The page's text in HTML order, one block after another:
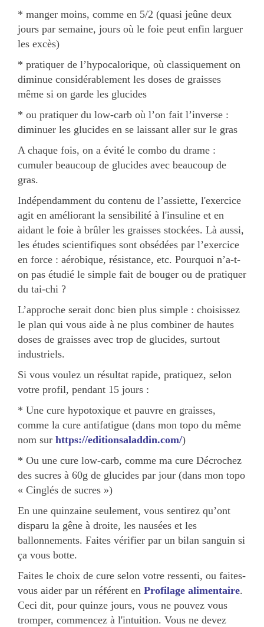
* manger moins, comme en 5/2 (quasi jeûne deux
jours par semaine, jours où le foie peut enfin larguer
les excès)
* pratiquer de l’hypocalorique, où classiquement on
diminue considérablement les doses de graisses
même si on garde les glucides
* ou pratiquer du low-carb où l’on fait l’inverse :
diminuer les glucides en se laissant aller sur le gras
A chaque fois, on a évité le combo du drame :
cumuler beaucoup de glucides avec beaucoup de
gras.
Indépendamment du contenu de l’assiette, l'exercice
agit en améliorant la sensibilité à l'insuline et en
aidant le foie à brûler les graisses stockées. Là aussi,
les études scientifiques sont obsédées par l’exercice
en force : aérobique, résistance, etc. Pourquoi n’a-t-
on pas étudié le simple fait de bouger ou de pratiquer
du tai-chi ?
L’approche serait donc bien plus simple : choisissez
le plan qui vous aide à ne plus combiner de hautes
doses de graisses avec trop de glucides, surtout
industriels.
Si vous voulez un résultat rapide, pratiquez, selon
votre profil, pendant 15 jours :
* Une cure hypotoxique et pauvre en graisses,
comme la cure antifatigue (dans mon topo du même
nom sur https://editionsaladdin.com/)
* Ou une cure low-carb, comme ma cure Décrochez
des sucres à 60g de glucides par jour (dans mon topo
« Cinglés de sucres »)
En une quinzaine seulement, vous sentirez qu’ont
disparu la gêne à droite, les nausées et les
ballonnements. Faites vérifier par un bilan sanguin si
ça vous botte.
Faites le choix de cure selon votre ressenti, ou faites-
vous aider par un référent en Profilage alimentaire.
Ceci dit, pour quinze jours, vous ne pouvez vous
tromper, commencez à l'intuition. Vous ne devez